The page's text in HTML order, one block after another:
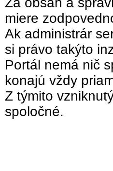
miere
Ak administrár
si právo takýto
Portál nemá nič
konajú vždy
Z týmito
spoločné.